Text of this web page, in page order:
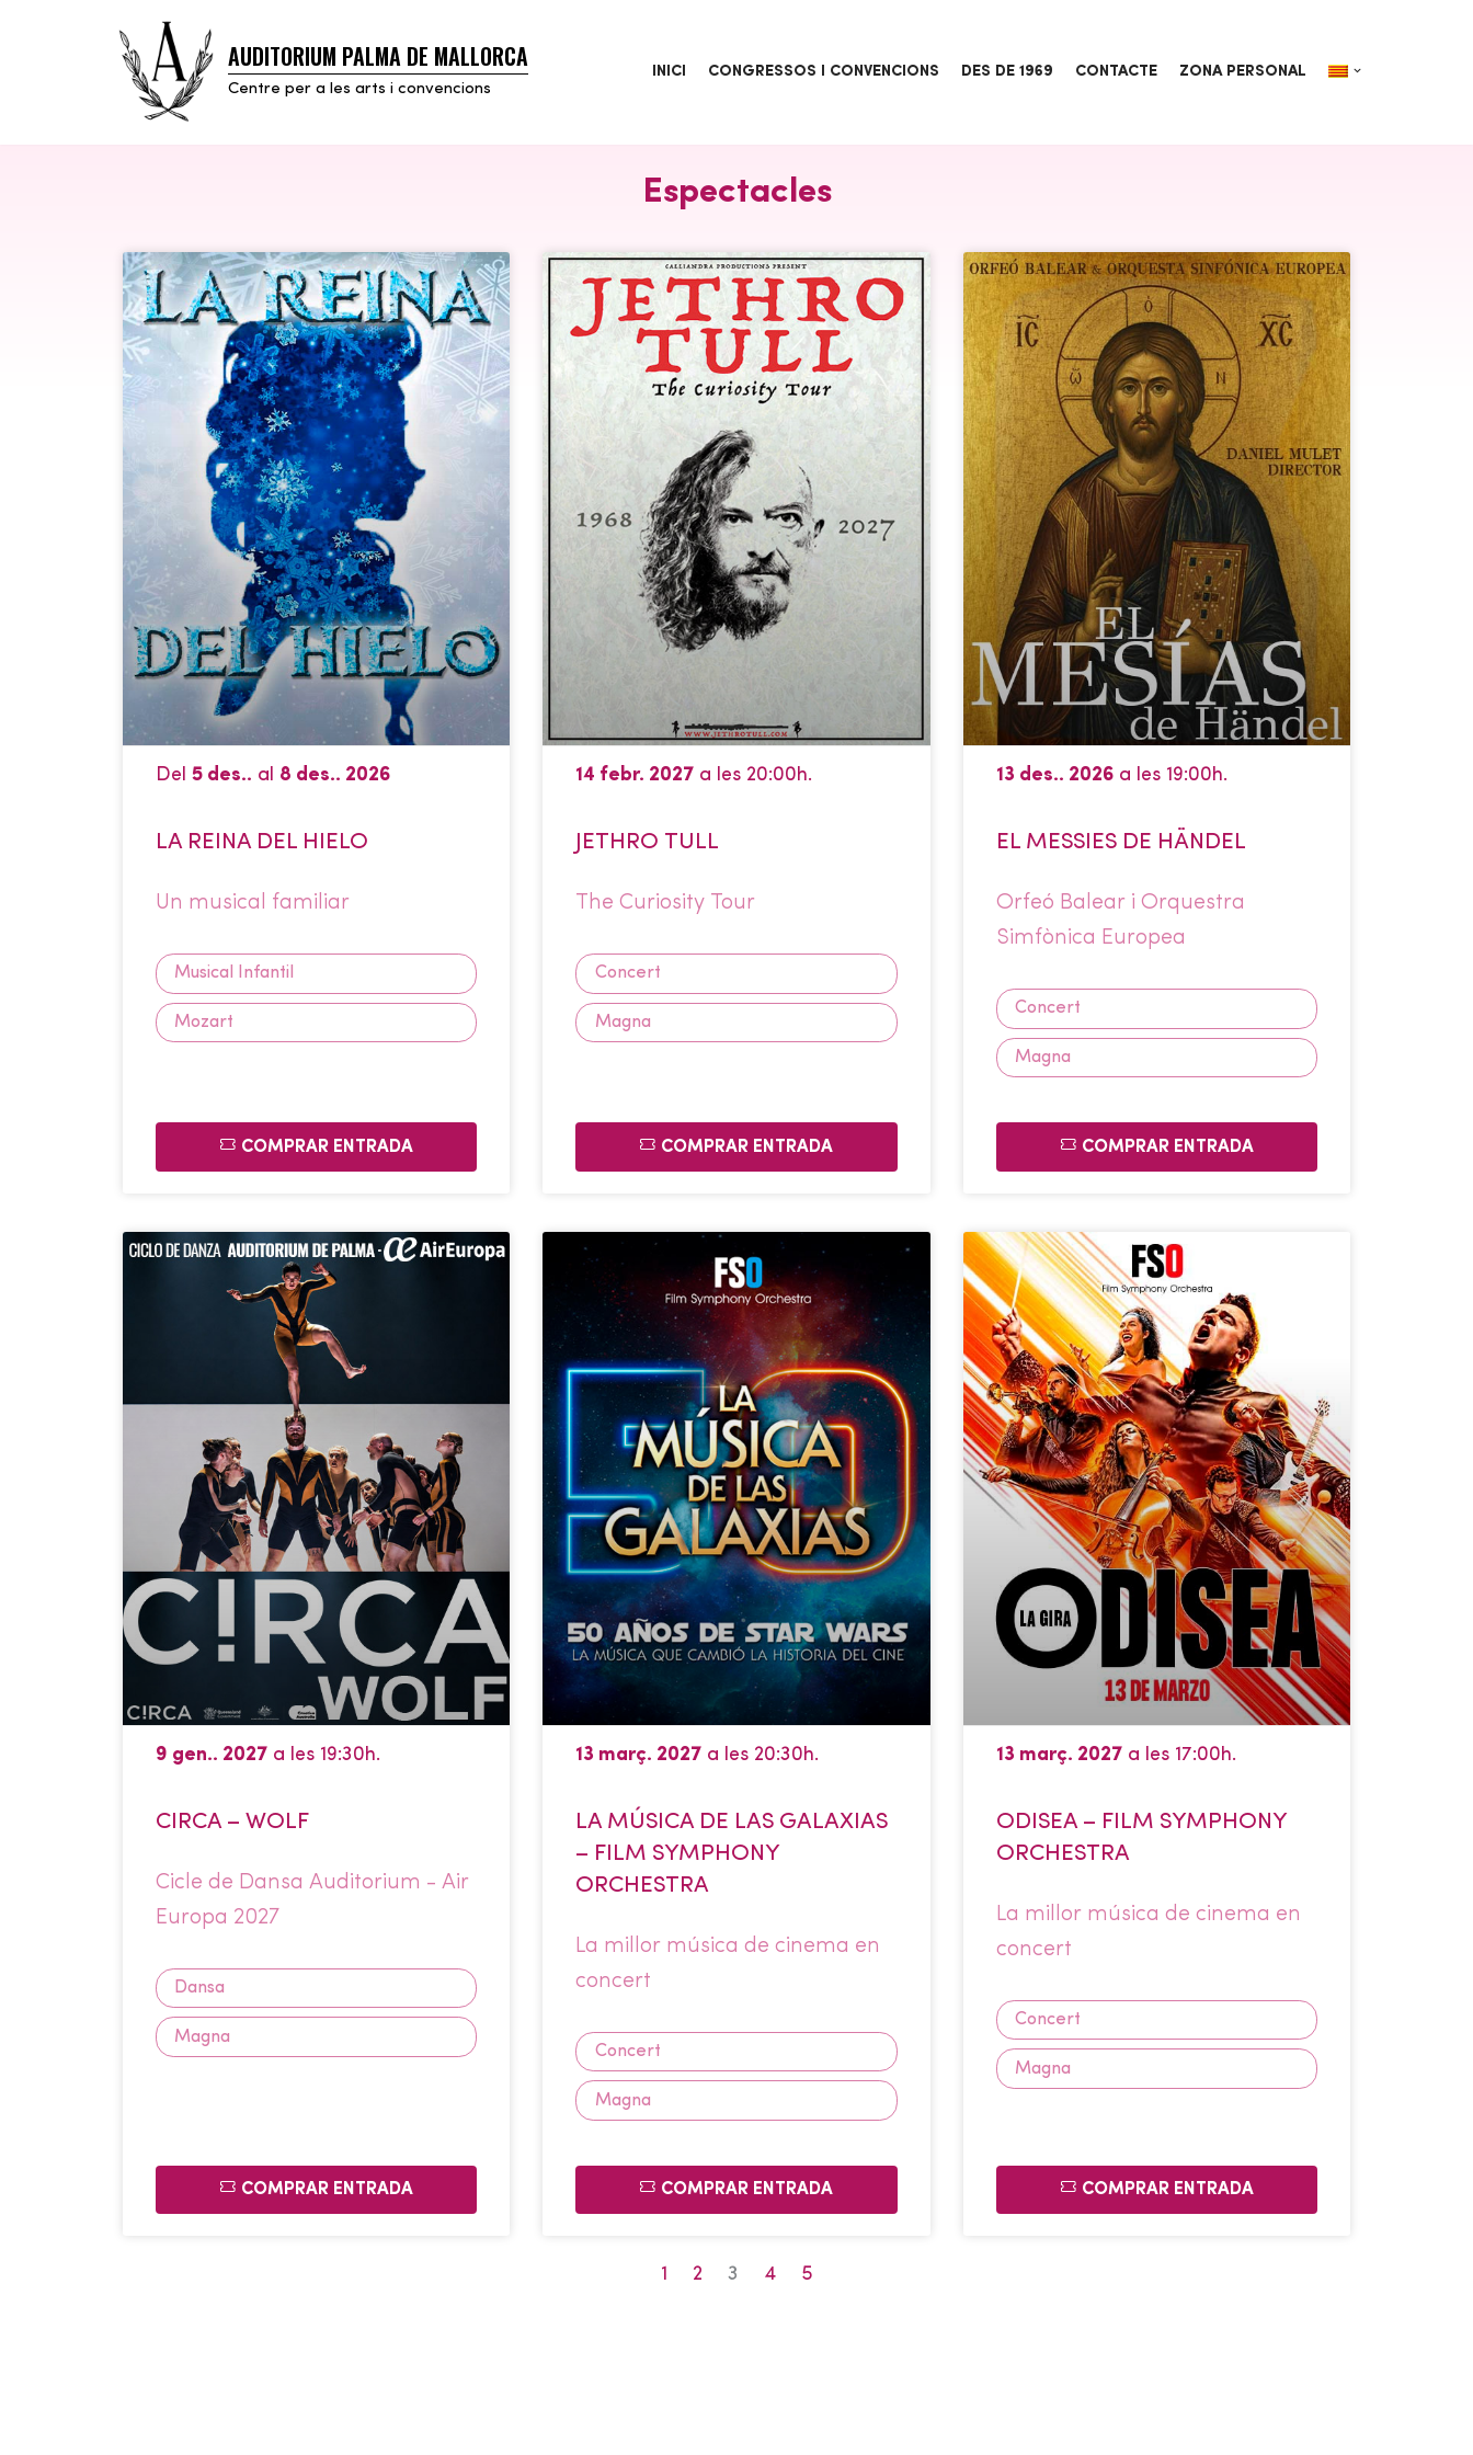
AUDITORIUM PALMA DE MALLORCA
Centre per a les arts i convencions
INICI CONGRESSOS I CONVENCIONS DES DE 1969 CONTACTE ZONA PERSONAL
Espectacles
Del 5 des.. al 8 des.. 2026
LA REINA DEL HIELO
Un musical familiar
Musical Infantil
Mozart
COMPRAR ENTRADA
14 febr. 2027 a les 20:00h.
JETHRO TULL
The Curiosity Tour
Concert
Magna
COMPRAR ENTRADA
13 des.. 2026a les 19:00h.
EL MESSIES DE HÄNDEL
Orfeó Balear i Orquestra
Simfònica Europea
Concert
Magna
COMPRAR ENTRADA
9 gen.. 2027 a les 19:30h.
CIRCA – WOLF
Cicle de Dansa Auditorium - Air
Europa 2027
Dansa
Magna
COMPRAR ENTRADA
13 març. 2027 a les 20:30h.
LA MÚSICA DE LAS GALAXIAS
– FILM SYMPHONY
ORCHESTRA
La millor música de cinema en
concert
Concert
Magna
COMPRAR ENTRADA
13 març. 2027a les 17:00h.
ODISEA – FILM SYMPHONY
ORCHESTRA
La millor música de cinema en
concert
Concert
Magna
COMPRAR ENTRADA
1 2 3 4 5